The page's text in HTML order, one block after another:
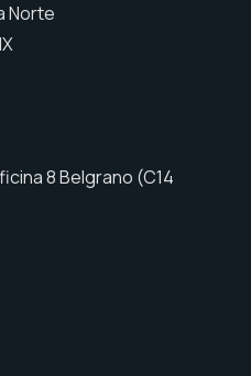
Norte
8 Belgrano (C14